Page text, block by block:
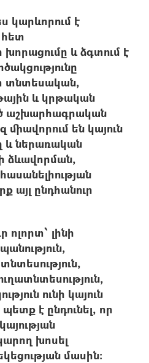
կարևորում է
հետ
խորացումը և ձգտում է
տնտեսական,
և կրթական
աշխարհագրական
միավորում են կայուն
ներառական
ձևավորման,
այլ ընդհանուր
ոլորտ՝ լինի
ունի կայուն
է ընդունել, որ
խոսել
մասին։